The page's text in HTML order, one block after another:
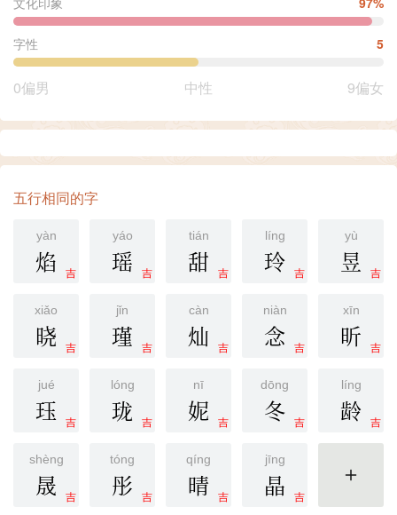
字性 5
0偏男 中性 9偏女
五行相同的字
yàn
吉
焰
yáo
吉
瑶
tián
吉
甜
líng
吉
玲
yù
吉
昱
xiǎo
吉
晓
jǐn
吉
瑾
càn
吉
灿
niàn
吉
念
xīn
吉
昕
jué
吉
珏
lóng
吉
珑
nī
吉
妮
dōng
吉
冬
líng
吉
龄
shèng
吉
晟
tóng
吉
彤
qíng
吉
晴
jīng
吉
晶 更多